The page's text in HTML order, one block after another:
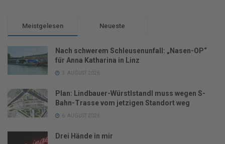
Meistgelesen Neueste
Nach schwerem Schleusenunfall: „Nasen-OP“
für Anna Katharina in Linz
3. AUGUST 2026
Plan: Lindbauer-Würstlstandl muss wegen S-
Bahn-Trasse vom jetzigen Standort weg
6. AUGUST 2026
Drei Hände in mir